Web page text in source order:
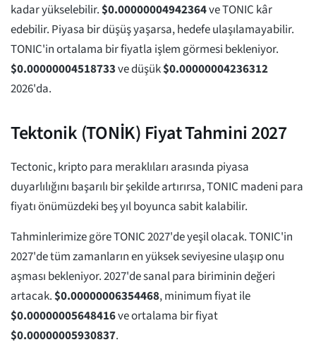
kadar yükselebilir.$0.00000004942364ve TONIC kâr
edebilir. Piyasa bir düşüş yaşarsa, hedefe ulaşılamayabilir.
TONIC'in ortalama bir fiyatla işlem görmesi bekleniyor.
$0.00000004518733ve düşük$0.00000004236312
2026'da.
Tektonik (TONİK) Fiyat Tahmini 2027
Tectonic, kripto para meraklıları arasında piyasa
duyarlılığını başarılı bir şekilde artırırsa, TONIC madeni para
fiyatı önümüzdeki beş yıl boyunca sabit kalabilir.
Tahminlerimize göre TONIC 2027'de yeşil olacak. TONIC'in
2027'de tüm zamanların en yüksek seviyesine ulaşıp onu
aşması bekleniyor. 2027'de sanal para biriminin değeri
artacak.$0.00000006354468, minimum fiyat ile
$0.00000005648416ve ortalama bir fiyat
$0.00000005930837.